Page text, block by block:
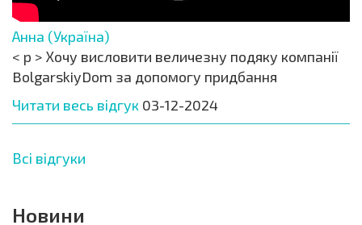
Анна (Україна)
< p > Хочу висловити величезну подяку компанії
BolgarskiyDom за допомогу придбання
Читати весь відгук 03-12-2024
Всі відгуки
Новини